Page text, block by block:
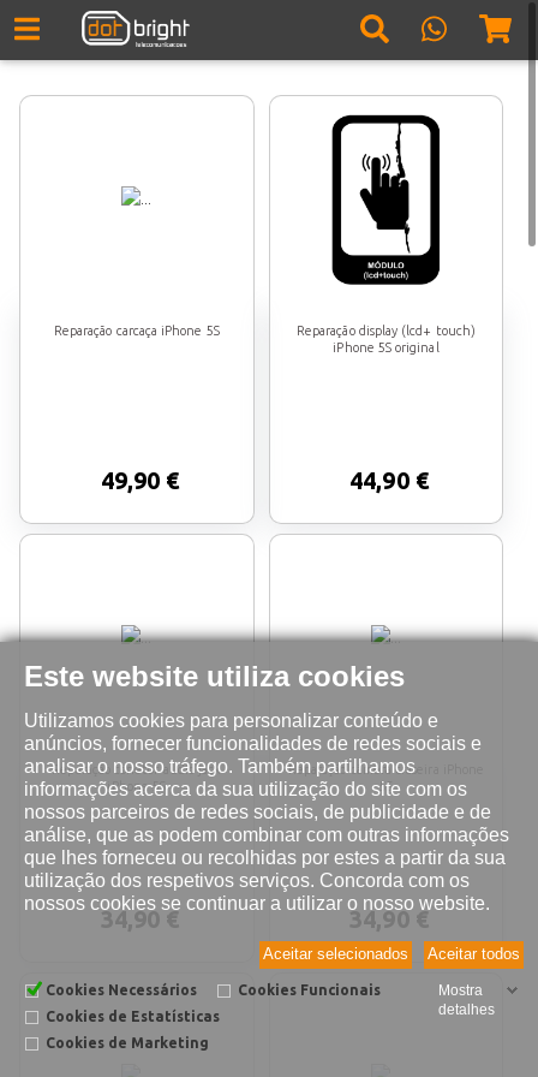
Este website utiliza cookies
Utilizamos cookies para personalizar conteúdo e
anúncios, fornecer funcionalidades de redes sociais e
analisar o nosso tráfego. Também partilhamos
informações acerca da sua utilização do site com os
nossos parceiros de redes sociais, de publicidade e de
análise, que as podem combinar com outras informações
que lhes forneceu ou recolhidas por estes a partir da sua
utilização dos respetivos serviços. Concorda com os
nossos cookies se continuar a utilizar o nosso website.
Aceitar todos
Aceitar selecionados
Cookies Necessários
Cookies Funcionais
Cookies de Estatísticas
Cookies de Marketing
Mostra
detalhes
Reparação carcaça iPhone 5S
49,90 €
Reparação display (lcd+ touch)
iPhone 5S original
44,90 €
Reparação conetor audio jack
iPhone 5S
34,90 €
Reparação câmera traseira iPhone
5S
34,90 €